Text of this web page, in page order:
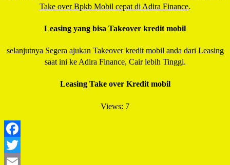
Take over Bpkb Mobil cepat di Adira Finance.
Leasing yang bisa Takeover kredit mobil
selanjutnya Segera ajukan Takeover kredit mobil anda dari Leasing
saat ini ke Adira Finance, Cair lebih Tinggi.
Leasing Take over Kredit mobil
Views: 7